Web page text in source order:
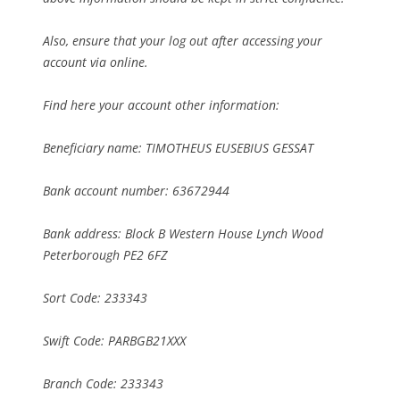
Also, ensure that your log out after accessing your
account via online.
Find here your account other information:
Beneficiary name: TIMOTHEUS EUSEBIUS GESSAT
Bank account number: 63672944
Bank address: Block B Western House Lynch Wood
Peterborough PE2 6FZ
Sort Code: 233343
Swift Code: PARBGB21XXX
Branch Code: 233343